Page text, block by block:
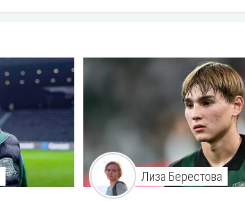
Лиза Берестова